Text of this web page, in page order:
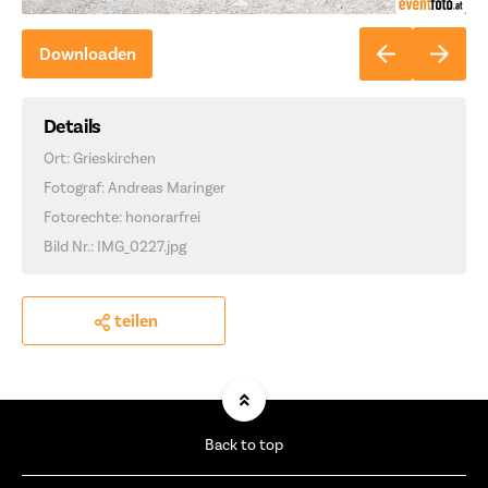
Downloaden
Details
Ort: Grieskirchen
Fotograf: Andreas Maringer
Fotorechte: honorarfrei
Bild Nr.: IMG_0227.jpg
teilen
Back to top